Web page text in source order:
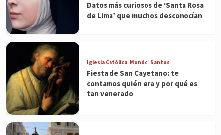
Datos más curiosos de ‘Santa Rosa
de Lima’ que muchos desconocían
Iglesia Católica Mundo Santos
Fiesta de San Cayetano: te
contamos quién era y por qué es
tan venerado